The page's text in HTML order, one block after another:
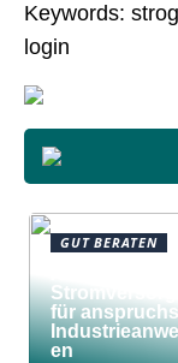
Keywords:
login
GUT BERATEN
für
en